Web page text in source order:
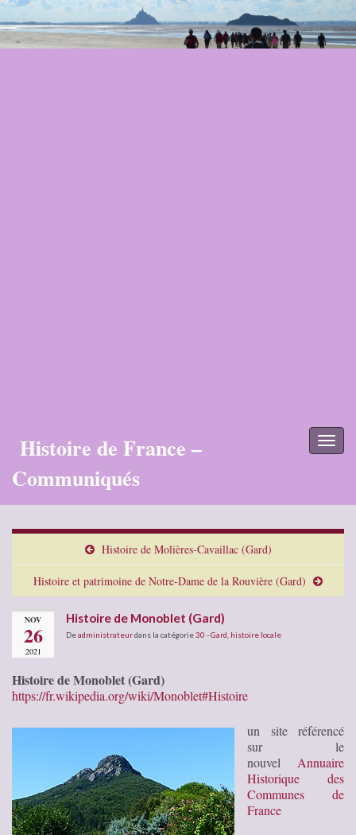
Histoire de France –
Communiqués
Histoire de Molières-Cavaillac (Gard)
Histoire et patrimoine de Notre-Dame de la Rouvière (Gard)
NOV
26
2021
Histoire de Monoblet (Gard)
Deadministrateurdans la catégorie30 - Gard histoire locale
Histoire de Monoblet (Gard)
https://fr.wikipedia.org/wiki/Monoblet#Histoire
un site référencé
sur le
nouvel Annuaire
Historique des
Communes de
France